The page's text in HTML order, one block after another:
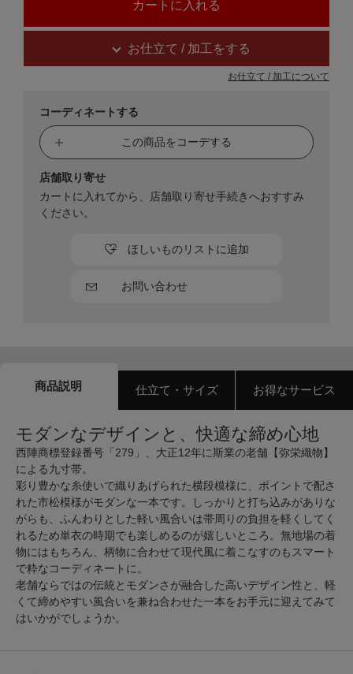
お仕立て / 加工をする
お仕立て / 加工について
コーディネートする
この商品をコーデする
お問い合わせ
ほしいものリストに追加
店舗取り寄せ
カートに入れてから、店舗取り寄せ手続きへおすすみ
ください。
商品説明 仕立て・サイズ お得なサービス
モダンなデザインと、快適な締め心地
西陣商標登録番号「279」、大正12年に斯業の老舗【弥栄織物】
による九寸帯。
彩り豊かな糸使いで織りあげられた横段模様に、ポイントで配さ
れた市松模様がモダンな一本です。しっかりと打ち込みがありな
がらも、ふんわりとした軽い風合いは帯周りの負担を軽くしてく
れるため単衣の時期でも楽しめるのが嬉しいところ。無地場の着
物にはもちろん、柄物に合わせて現代風に着こなすのもスマート
で粋なコーディネートに。
老舗ならではの伝統とモダンさが融合した高いデザイン性と、軽
くて締めやすい風合いを兼ね合わせた一本をお手元に迎えてみて
はいかがでしょうか。